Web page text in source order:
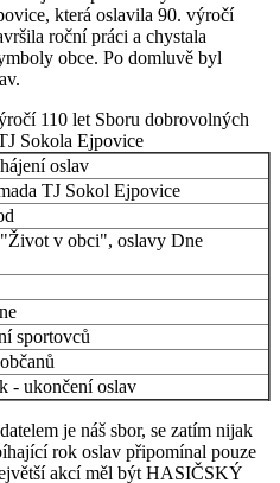
která oslavila 90. výročí
roční práci a chystala
obce. Po domluvě byl
110 let Sboru dobrovolných
Sokola Ejpovice
oslav
TJ Sokol Ejpovice
v obci", oslavy Dne
sportovců
- ukončení oslav
je náš sbor, se zatím nijak
rok oslav připomínal pouze
akcí měl být HASIČSKÝ